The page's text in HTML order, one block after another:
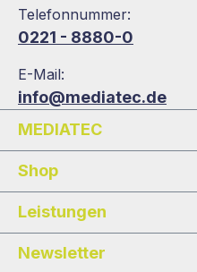
Telefonnummer:
0221 - 8880-0
E-Mail:
info@mediatec.de
MEDIATEC
Shop
Leistungen
Newsletter